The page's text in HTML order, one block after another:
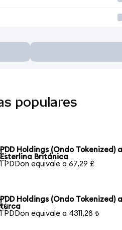
populares
PDD Holdings (Ondo Tokenized)
Esterlina Británica
1 PDDon equivale a 67,29 £
PDD Holdings (Ondo Tokenized)
turca
1 PDDon equivale a 4311,28 ₺